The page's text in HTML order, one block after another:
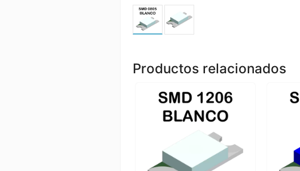
Productos relacionados